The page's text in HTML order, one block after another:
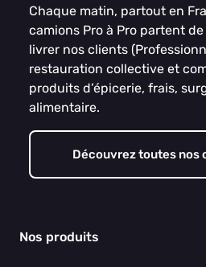
Chaque matin, partout en
camions Pro à Pro partent
livrer nos clients
restauration collective et
produits d’épicerie, frais,
alimentaire.
Découvrez toutes nos
Nos produits